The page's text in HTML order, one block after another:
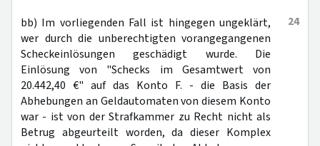
24
bb) Im vorliegenden Fall ist hingegen ungeklärt,
wer durch die unberechtigten vorangegangenen
Scheckeinlösungen geschädigt wurde. Die
Einlösung von "Schecks im Gesamtwert von
20.442,40 €" auf das Konto F. - die Basis der
Abhebungen an Geldautomaten von diesem Konto
war - ist von der Strafkammer zu Recht nicht als
Betrug abgeurteilt worden, da dieser Komplex